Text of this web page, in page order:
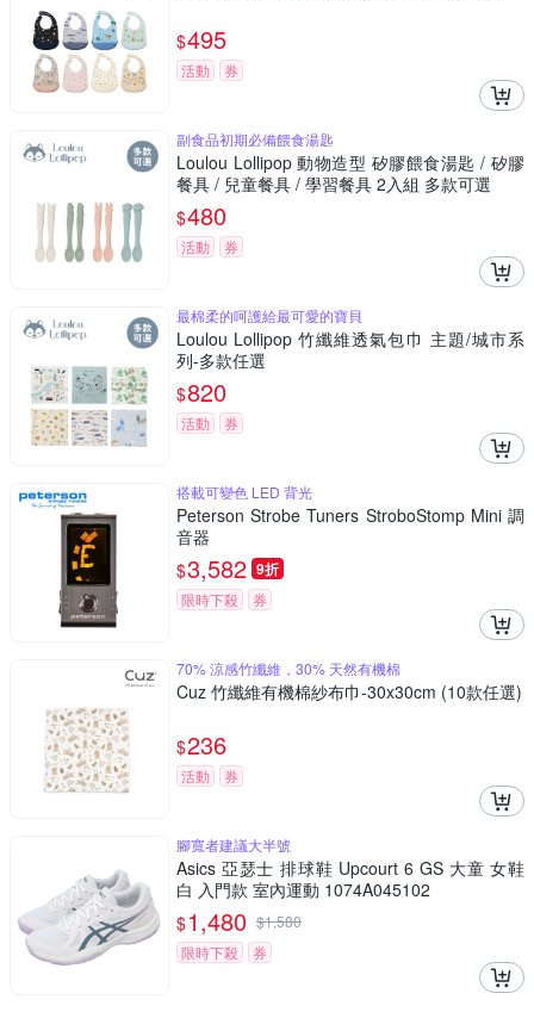
$495
活動 券
副食品初期必備餵食湯匙
Loulou Lollipop 動物造型 矽膠餵食湯匙 / 矽膠
餐具 / 兒童餐具 / 學習餐具 2入組 多款可選
$480
活動 券
最棉柔的呵護給最可愛的寶貝
Loulou Lollipop 竹纖維透氣包巾 主題/城市系
列-多款任選
$820
活動 券
搭載可變色 LED 背光
Peterson Strobe Tuners StroboStomp Mini 調
音器
$3,582 9折
限時下殺 券
70% 涼感竹纖維，30% 天然有機棉
Cuz 竹纖維有機棉紗布巾-30x30cm (10款任選)
$236
活動 券
腳寬者建議大半號
Asics 亞瑟士 排球鞋 Upcourt 6 GS 大童 女鞋
白 入門款 室內運動 1074A045102
$1,480 $1,580
限時下殺
券